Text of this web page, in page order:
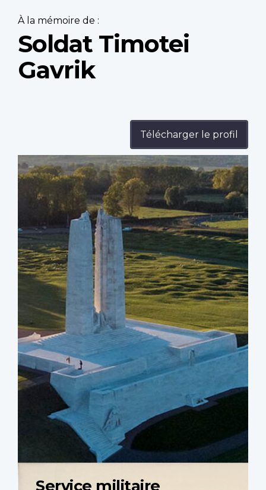
À la mémoire de :
Soldat Timotei
Gavrik
Télécharger le profil
Profile
image
Service militaire